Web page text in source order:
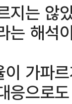
지는 않
는 해석
가파
응으로